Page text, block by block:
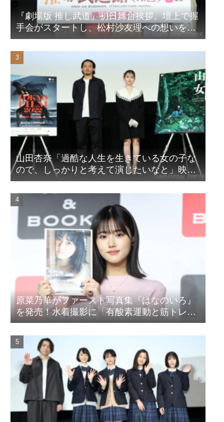
『劇場版 推し武道』初日舞台挨拶。壇上で握
手会がスタートし、松村沙友理への想いをア
ピール！？
山田杏奈「過酷な人生を生きている女の子な
ので、しっかりと考えて演じたいなと」映画
『山女』東京国際映画祭Q&A
原菜乃華がファースト写真集『はなのいろ』
を発売！水着撮影に「有酸素運動と筋トレを
頑張りました」